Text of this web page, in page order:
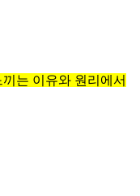
는 이유와 원리에서